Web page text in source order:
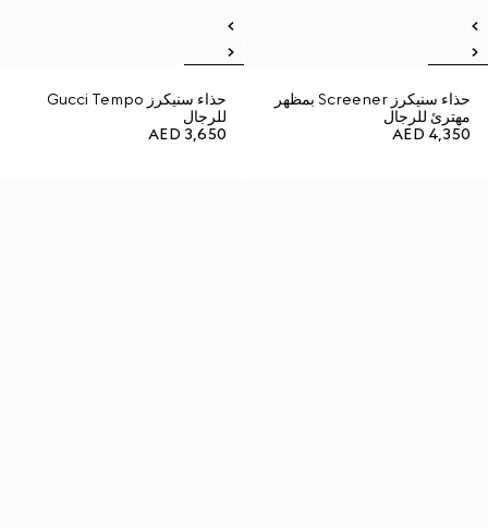
حذاء سنيكرز Screener بمظهر
مهترئ للرجال
AED 4,350
حذاء سنيكرز Gucci Tempo
للرجال
AED 3,650